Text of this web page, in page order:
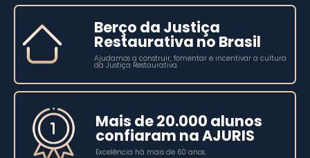
Berço da Justiça
Restaurativa no Brasil
Ajudamos a construir, fomentar e incentivar a cultura
da Justiça Restaurativa.
Mais de 20.000 alunos
confiaram na AJURIS
Excelência há mais de 60 anos.